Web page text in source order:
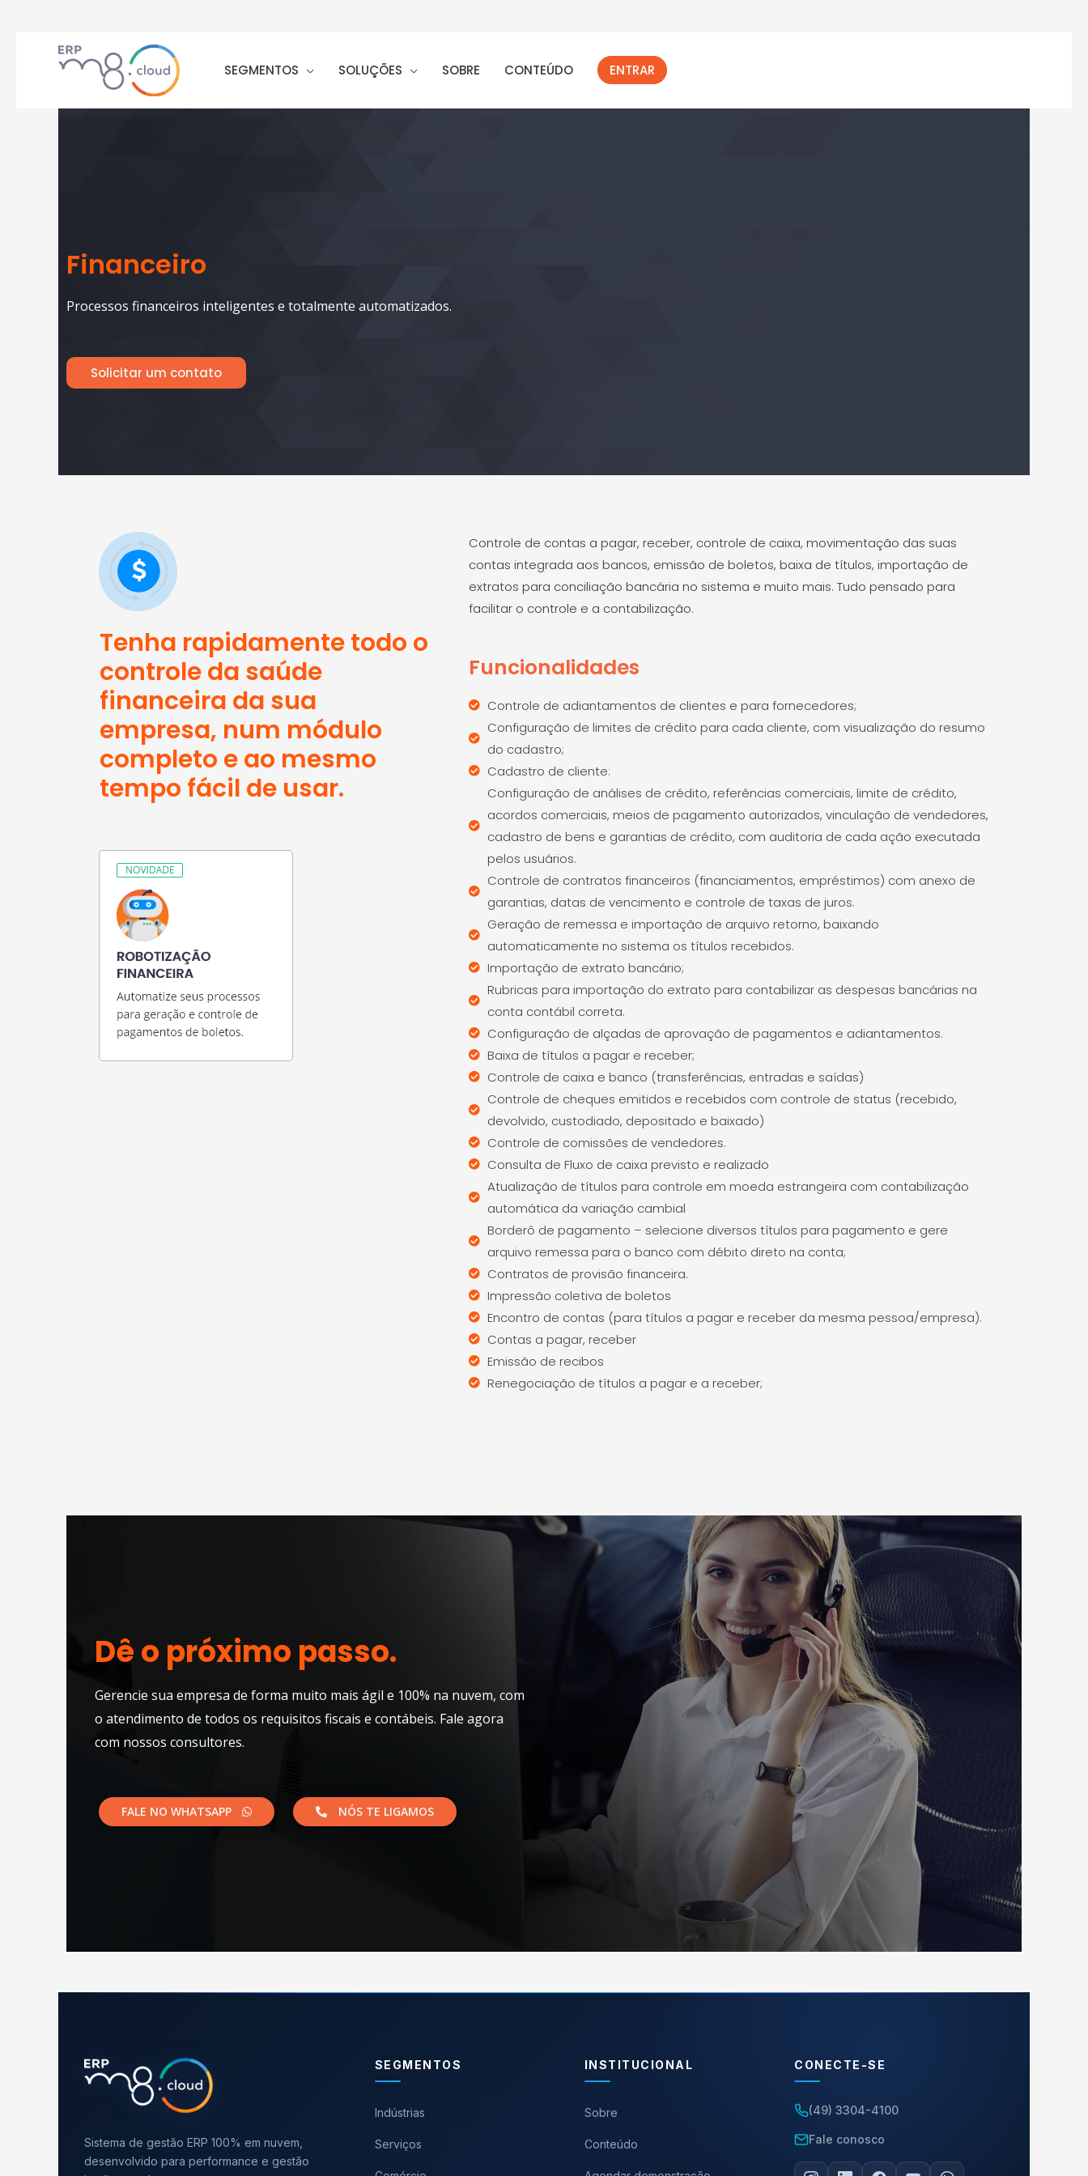
SEGMENTOS SOLUÇÕES SOBRE CONTEÚDO ENTRAR
Financeiro
Processos financeiros inteligentes e totalmente automatizados.
Solicitar um contato
Tenha rapidamente todo o
controle da saúde
financeira da sua
empresa, num módulo
completo e ao mesmo
tempo fácil de usar.
Controle de contas a pagar, receber, controle de caixa, movimentação das suas
contas integrada aos bancos, emissão de boletos, baixa de títulos, importação de
extratos para conciliação bancária no sistema e muito mais. Tudo pensado para
facilitar o controle e a contabilização.
Funcionalidades
Controle de adiantamentos de clientes e para fornecedores;
Configuração de limites de crédito para cada cliente, com visualização do resumo
do cadastro;
Cadastro de cliente:
Configuração de análises de crédito, referências comerciais, limite de crédito,
acordos comerciais, meios de pagamento autorizados, vinculação de vendedores,
cadastro de bens e garantias de crédito, com auditoria de cada ação executada
pelos usuários.
Controle de contratos financeiros (financiamentos, empréstimos) com anexo de
garantias, datas de vencimento e controle de taxas de juros.
Geração de remessa e importação de arquivo retorno, baixando
automaticamente no sistema os títulos recebidos.
Importação de extrato bancário;
Rubricas para importação do extrato para contabilizar as despesas bancárias na
conta contábil correta.
Configuração de alçadas de aprovação de pagamentos e adiantamentos.
Baixa de títulos a pagar e receber;
Controle de caixa e banco (transferências, entradas e saídas)
Controle de cheques emitidos e recebidos com controle de status (recebido,
devolvido, custodiado, depositado e baixado)
Controle de comissões de vendedores.
Consulta de Fluxo de caixa previsto e realizado
Atualização de títulos para controle em moeda estrangeira com contabilização
automática da variação cambial
Borderô de pagamento – selecione diversos títulos para pagamento e gere
arquivo remessa para o banco com débito direto na conta;
Contratos de provisão financeira.
Impressão coletiva de boletos
Encontro de contas (para títulos a pagar e receber da mesma pessoa/empresa).
Contas a pagar, receber
Emissão de recibos
Renegociação de títulos a pagar e a receber;
Dê o próximo passo.
Gerencie sua empresa de forma muito mais ágil e 100% na nuvem, com
o atendimento de todos os requisitos fiscais e contábeis. Fale agora
com nossos consultores.​
FALE NO WHATSAPP NÓS TE LIGAMOS
Sistema de gestão ERP 100% em nuvem,
desenvolvido para performance e gestão
SEGMENTOS
Indústrias
Serviços
INSTITUCIONAL
Sobre
Conteúdo
CONECTE-SE
(49) 3304-4100
Fale conosco